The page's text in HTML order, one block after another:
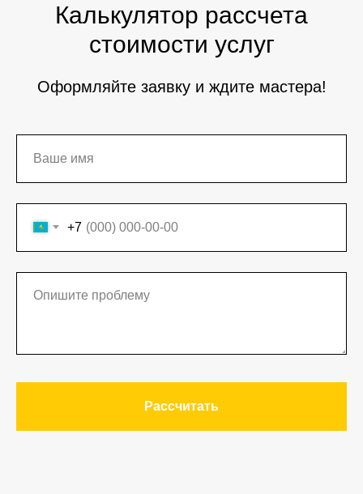
Калькулятор рассчета
стоимости услуг
Оформляйте заявку и ждите мастера!
+7
Рассчитать